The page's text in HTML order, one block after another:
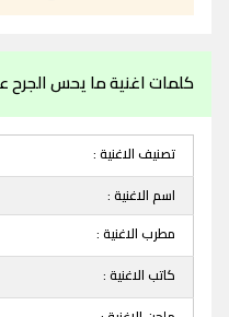
كلمات اغنية ما يحس
تصنيف الاغنية :
اسم الاغنية :
مطرب الاغنية :
كاتب الاغنية :